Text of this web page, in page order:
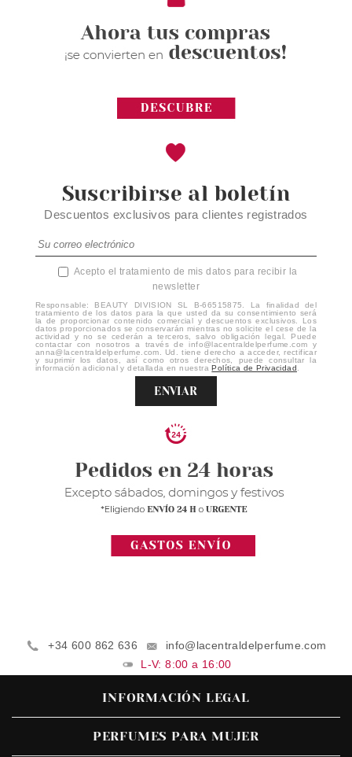
Suscribirse al boletín
Descuentos exclusivos para clientes registrados
Acepto el tratamiento de mis datos para recibir la
newsletter
Responsable: BEAUTY DIVISION SL B-66515875. La finalidad del
tratamiento de los datos para la que usted da su consentimiento será
la de proporcionar contenido comercial y descuentos exclusivos. Los
datos proporcionados se conservarán mientras no solicite el cese de la
actividad y no se cederán a terceros, salvo obligación legal. Puede
contactar con nosotros a través de info@lacentraldelperfume.com y
anna@lacentraldelperfume.com. Ud. tiene derecho a acceder, rectificar
y suprimir los datos, así como otros derechos, puede consultar la
información adicional y detallada en nuestraPolítica de Privacidad.
ENVIAR
+34 600 862 636
info@lacentraldelperfume.com
L-V: 8:00 a 16:00
INFORMACIÓN LEGAL
PERFUMES PARA MUJER